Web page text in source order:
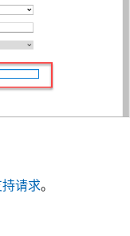
请求。